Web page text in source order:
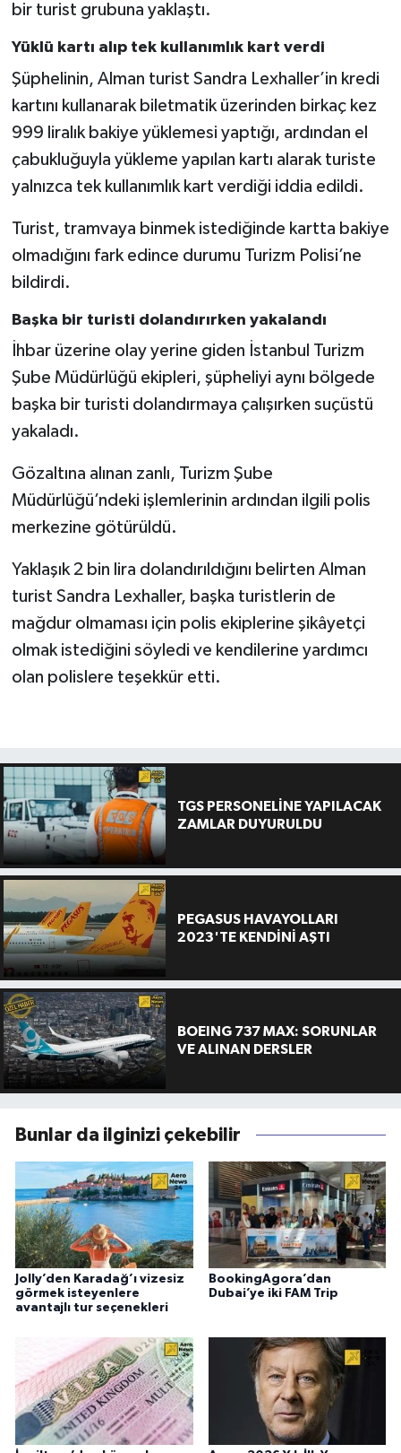
bir turist grubuna yaklaştı.
Yüklü kartı alıp tek kullanımlık kart verdi
Şüphelinin, Alman turist Sandra Lexhaller’in kredi
kartını kullanarak biletmatik üzerinden birkaç kez
999 liralık bakiye yüklemesi yaptığı, ardından el
çabukluğuyla yükleme yapılan kartı alarak turiste
yalnızca tek kullanımlık kart verdiği iddia edildi.
Turist, tramvaya binmek istediğinde kartta bakiye
olmadığını fark edince durumu Turizm Polisi’ne
bildirdi.
Başka bir turisti dolandırırken yakalandı
İhbar üzerine olay yerine giden İstanbul Turizm
Şube Müdürlüğü ekipleri, şüpheliyi aynı bölgede
başka bir turisti dolandırmaya çalışırken suçüstü
yakaladı.
Gözaltına alınan zanlı, Turizm Şube
Müdürlüğü’ndeki işlemlerinin ardından ilgili polis
merkezine götürüldü.
Yaklaşık 2 bin lira dolandırıldığını belirten Alman
turist Sandra Lexhaller, başka turistlerin de
mağdur olmaması için polis ekiplerine şikâyetçi
olmak istediğini söyledi ve kendilerine yardımcı
olan polislere teşekkür etti.
TGS PERSONELİNE YAPILACAK
ZAMLAR DUYURULDU
PEGASUS HAVAYOLLARI
2023'TE KENDİNİ AŞTI
BOEING 737 MAX: SORUNLAR
VE ALINAN DERSLER
Bunlar da ilginizi çekebilir
Jolly’den Karadağ’ı vizesiz
görmek isteyenlere
avantajlı tur seçenekleri
BookingAgora’dan
Dubai’ye iki FAM Trip